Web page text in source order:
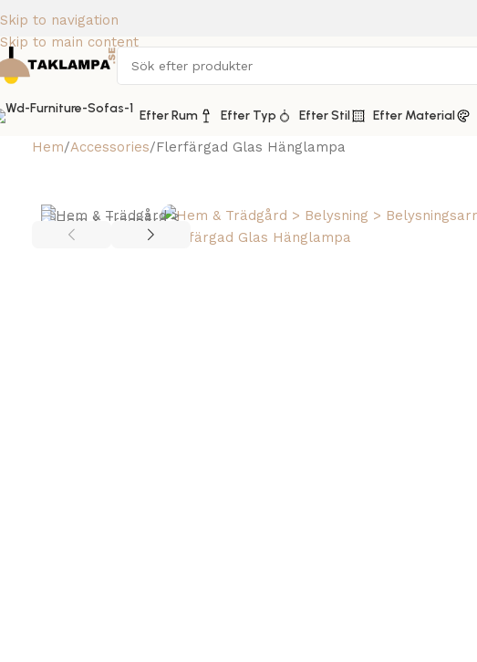
Skip to navigation
Skip to main content
Efter Rum Efter Typ Efter Stil Efter Material
Hem Accessories Flerfärgad Glas Hänglampa